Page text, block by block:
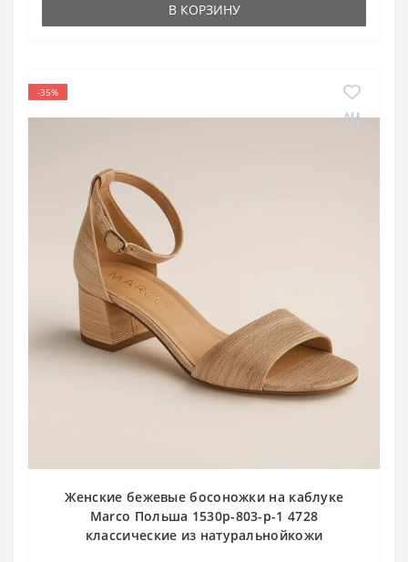
В КОРЗИНУ
-35%
Женские бежевые босоножки на каблуке
Marco Польша 1530p-803-p-1 4728
классические из натуральнойкожи